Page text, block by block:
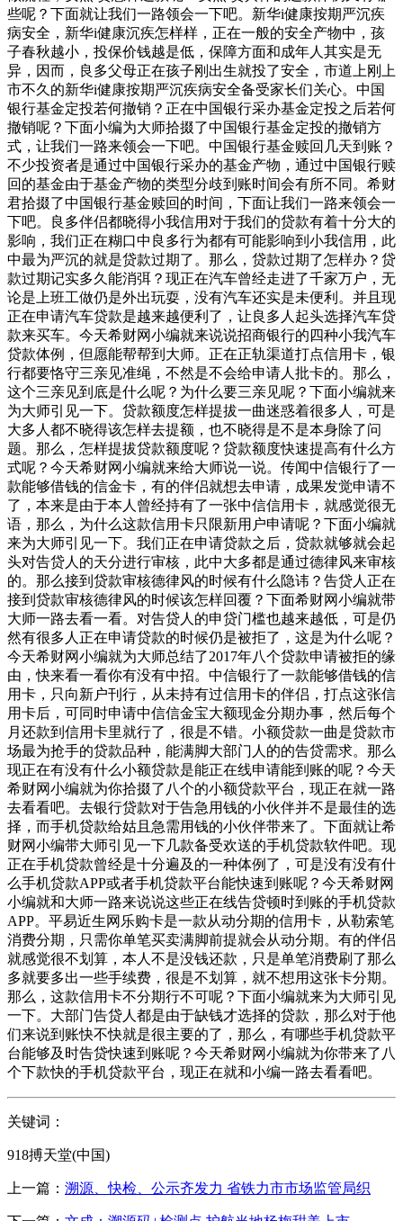
些呢？下面就让我们一路领会一下吧。新华i健康按期严沉疾
病安全，新华i健康沉疾怎样样，正在一般的安全产物中，孩
子春秋越小，投保价钱越是低，保障方面和成年人其实是无
异，因而，良多父母正在孩子刚出生就投了安全，市道上刚上
市不久的新华i健康按期严沉疾病安全备受家长们关心。中国
银行基金定投若何撤销？正在中国银行采办基金定投之后若何
撤销呢？下面小编为大师拾掇了中国银行基金定投的撤销方
式，让我们一路来领会一下吧。中国银行基金赎回几天到账？
不少投资者是通过中国银行采办的基金产物，通过中国银行赎
回的基金由于基金产物的类型分歧到账时间会有所不同。希财
君拾掇了中国银行基金赎回的时间，下面让我们一路来领会一
下吧。良多伴侣都晓得小我信用对于我们的贷款有着十分大的
影响，我们正在糊口中良多行为都有可能影响到小我信用，此
中最为严沉的就是贷款过期了。那么，贷款过期了怎样办？贷
款过期记实多久能消弭？现正在汽车曾经走进了千家万户，无
论是上班工做仍是外出玩耍，没有汽车还实是未便利。并且现
正在申请汽车贷款是越来越便利了，让良多人起头选择汽车贷
款来买车。今天希财网小编就来说说招商银行的四种小我汽车
贷款体例，但愿能帮帮到大师。正在正轨渠道打点信用卡，银
行都要恪守三亲见准绳，不然是不会给申请人批卡的。那么，
这个三亲见到底是什么呢？为什么要三亲见呢？下面小编就来
为大师引见一下。贷款额度怎样提拔一曲迷惑着很多人，可是
大多人都不晓得该怎样去提额，也不晓得是不是本身除了问
题。那么，怎样提拔贷款额度呢？贷款额度快速提高有什么方
式呢？今天希财网小编就来给大师说一说。传闻中信银行了一
款能够借钱的信金卡，有的伴侣就想去申请，成果发觉申请不
了，本来是由于本人曾经持有了一张中信信用卡，就感觉很无
语，那么，为什么这款信用卡只限新用户申请呢？下面小编就
来为大师引见一下。我们正在申请贷款之后，贷款就够就会起
头对告贷人的天分进行审核，此中大多都是通过德律风来审核
的。那么接到贷款审核德律风的时候有什么隐讳？告贷人正在
接到贷款审核德律风的时候该怎样回覆？下面希财网小编就带
大师一路去看一看。对告贷人的申贷门槛也越来越低，可是仍
然有很多人正在申请贷款的时候仍是被拒了，这是为什么呢？
今天希财网小编就为大师总结了2017年八个贷款申请被拒的缘
由，快来看一看你有没有中招。中信银行了一款能够借钱的信
用卡，只向新户刊行，从未持有过信用卡的伴侣，打点这张信
用卡后，可同时申请中信信金宝大额现金分期办事，然后每个
月还款到信用卡里就行了，很是不错。小额贷款一曲是贷款市
场最为抢手的贷款品种，能满脚大部门人的的告贷需求。那么
现正在有没有什么小额贷款是能正在线申请能到账的呢？今天
希财网小编就为你拾掇了八个的小额贷款平台，现正在就一路
去看看吧。去银行贷款对于告急用钱的小伙伴并不是最佳的选
择，而手机贷款给姑且急需用钱的小伙伴带来了。下面就让希
财网小编带大师引见一下几款备受欢送的手机贷款软件吧。现
正在手机贷款曾经是十分遍及的一种体例了，可是没有没有什
么手机贷款APP或者手机贷款平台能快速到账呢？今天希财网
小编就和大师一路来说说这些正在线告贷顿时到账的手机贷款
APP。平易近生网乐购卡是一款从动分期的信用卡，从勒索笔
消费分期，只需你单笔买卖满脚前提就会从动分期。有的伴侣
就感觉很不划算，本人不是没钱还款，只是单笔消费刷了那么
多就要多出一些手续费，很是不划算，就不想用这张卡分期。
那么，这款信用卡不分期行不可呢？下面小编就来为大师引见
一下。大部门告贷人都是由于缺钱才选择的贷款，那么对于他
们来说到账快不快就是很主要的了，那么，有哪些手机贷款平
台能够及时告贷快速到账呢？今天希财网小编就为你带来了八
个下款快的手机贷款平台，现正在就和小编一路去看看吧。
关键词：
918搏天堂(中国)
上一篇： 溯源、快检、公示齐发力 省铁力市市场监管局织